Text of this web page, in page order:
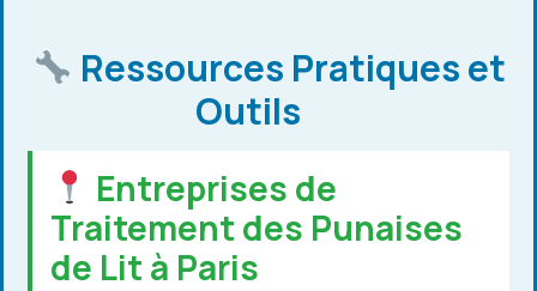
Ressources Pratiques et
Outils
Entreprises de
Traitement des Punaises
de Lit à Paris